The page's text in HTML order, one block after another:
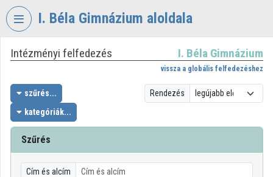
Fejléc kihagyása
I. Béla Gimnázium aloldala
VIDEOTORIUM
BÉLA
GIMNÁZIUM
Intézményi kezdőlap
Bejelentkezés
Intézményi felfedezés I. Béla Gimnázium
vissza a globális felfedezéshez
szűrés...
kategóriák...
Rendezés
Szűrés
Cím és alcím